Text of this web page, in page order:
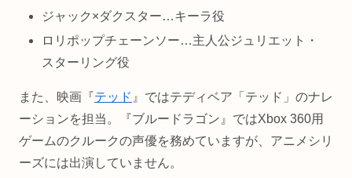
ジャック×ダクスター…キーラ役
ロリポップチェーンソー…主人公ジュリエット・
スターリング役
また、映画『テッド 』ではテディベア「テッド」のナレ
ーションを担当。『ブルードラゴン』ではXbox 360用
ゲームのクルークの声優を務めていますが、アニメシリ
ーズには出演していません。